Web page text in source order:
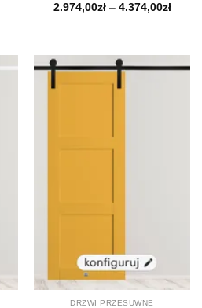
2.974,00zł– 4.374,00zł
DRZWI PRZESUWNE